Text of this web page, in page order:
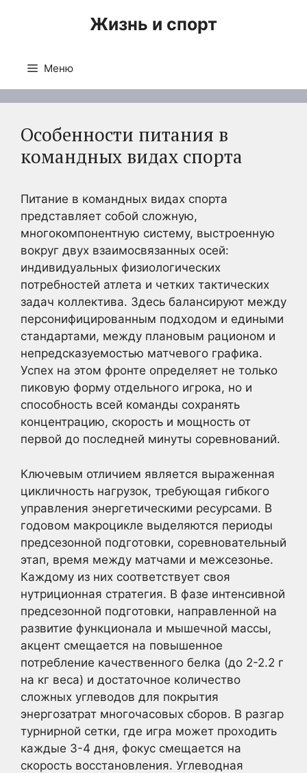
Жизнь и спорт
Меню
Особенности питания в
командных видах спорта
Питание в командных видах спорта
представляет собой сложную,
многокомпонентную систему, выстроенную
вокруг двух взаимосвязанных осей:
индивидуальных физиологических
потребностей атлета и четких тактических
задач коллектива. Здесь балансируют между
персонифицированным подходом и едиными
стандартами, между плановым рационом и
непредсказуемостью матчевого графика.
Успех на этом фронте определяет не только
пиковую форму отдельного игрока, но и
способность всей команды сохранять
концентрацию, скорость и мощность от
первой до последней минуты соревнований.
Ключевым отличием является выраженная
цикличность нагрузок, требующая гибкого
управления энергетическими ресурсами. В
годовом макроцикле выделяются периоды
предсезонной подготовки, соревновательный
этап, время между матчами и межсезонье.
Каждому из них соответствует своя
нутриционная стратегия. В фазе интенсивной
предсезонной подготовки, направленной на
развитие функционала и мышечной массы,
акцент смещается на повышенное
потребление качественного белка (до 2-2.2 г
на кг веса) и достаточное количество
сложных углеводов для покрытия
энергозатрат многочасовых сборов. В разгар
турнирной сетки, где игра может проходить
каждые 3-4 дня, фокус смещается на
скорость восстановления. Углеводная